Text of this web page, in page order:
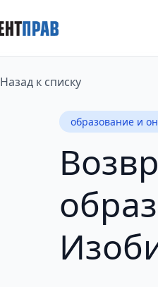
Назад к списку
образование и